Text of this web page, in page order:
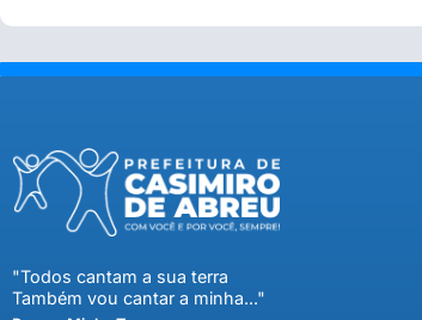
"Todos cantam a sua terra
Também vou cantar a minha..."